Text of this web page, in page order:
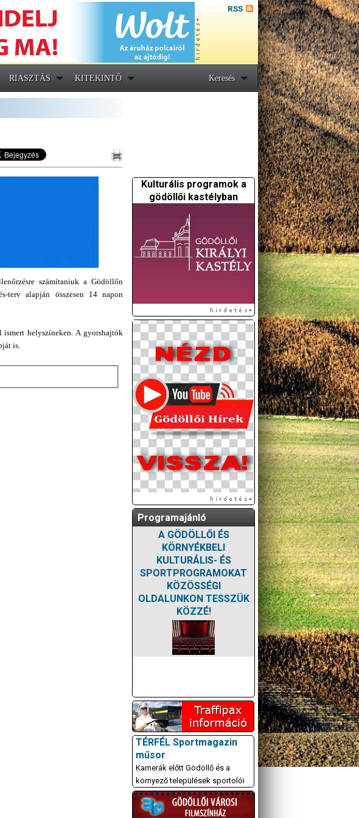
RSS
RIASZTÁS KITEKINTŐ Keresés
számítaniuk a Gödöllőn
terv alapján összesen 14 napon
helyszíneken. A gyorshajtók
is.
Kulturális programok a
gödöllői kastélyban
Programajánló
A GÖDÖLLŐI ÉS
KÖRNYÉKBELI
KULTURÁLIS- ÉS
SPORTPROGRAMOKAT
KÖZÖSSÉGI
OLDALUNKON TESSZÜK
KÖZZÉ!
TÉRFÉL Sportmagazin
műsor
Kamerák előtt Gödöllő és a
környező települések sportolói